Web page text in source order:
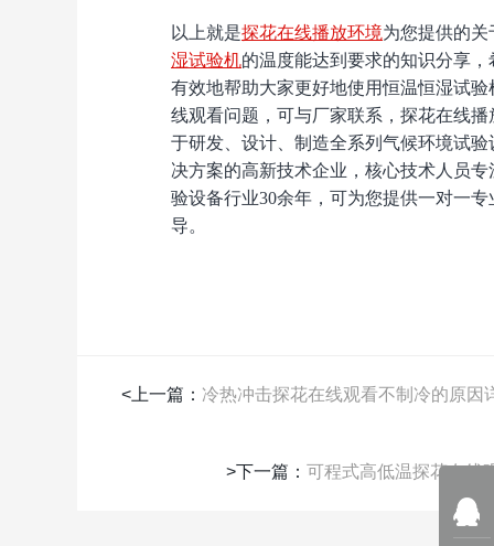
以上就是探花在线播放环境为您提供的关
湿试验机的温度能达到要求的知识分享，
有效地帮助大家更好地使用恒温恒湿试验机
线观看问题，可与厂家联系，探花在
于研发、设计、制造全系列气候环境
决方案的高新技术企业，核心技术人员
验设备行业30余年，可为您提供一对一
导。
<上一篇： 冷热冲击探花在线观看不制冷的原因
>下一篇： 可程式高低温探花在线